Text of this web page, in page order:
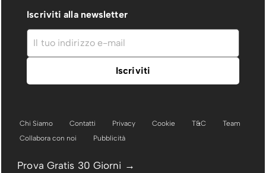
Iscriviti alla newsletter
Chi Siamo Contatti Privacy Cookie T&C
Team
Collabora con noi
Pubblicità
Prova Gratis 30 Giorni →